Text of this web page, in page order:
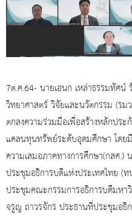
7ต.ค.64- นายเอนก เหล่าธรรมทัศน์
วิทยาศาสตร์ วิจัยและนวัตกรรม (ร
ตกลงความร่วมมือเพื่อสร้างหลักปร
แคลนทุนทรัพย์ระดับอุดมศึกษา โดย
ความเสมอภาคทางการศึกษา(กสศ
ประชุมอธิการบดีแห่งประเทศไทย
ประชุมคณะกรรมการอธิการบดีมหา
จรูญ ถาวรจักร ประธานที่ประชุมอ